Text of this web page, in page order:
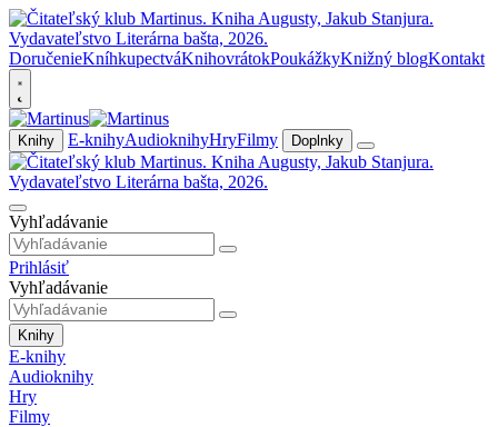
DoručenieKníhkupectváKnihovrátokPoukážkyKnižný blogKontakt
Knihy E-knihyAudioknihyHryFilmy Doplnky
Vyhľadávanie
Prihlásiť
Vyhľadávanie
Knihy
E-knihy
Audioknihy
Hry
Filmy